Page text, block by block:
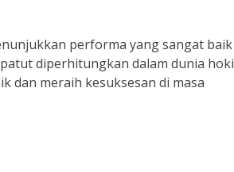
performa yang sangat baik
diperhitungkan dalam dunia hoki
dan meraih kesuksesan di masa